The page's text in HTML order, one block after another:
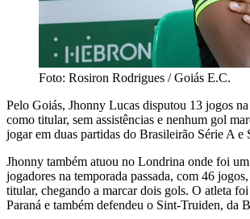
Foto: Rosiron Rodrigues / Goiás E.C.
Pelo Goiás, Jhonny Lucas disputou 13 jogos
como titular, sem assistências e nenhum gol
jogar em duas partidas do Brasileirão Série A e
Jhonny também atuou no Londrina onde foi
jogadores na temporada passada, com 46
titular, chegando a marcar dois gols. O atleta
Paraná e também defendeu o Sint-Truiden, da